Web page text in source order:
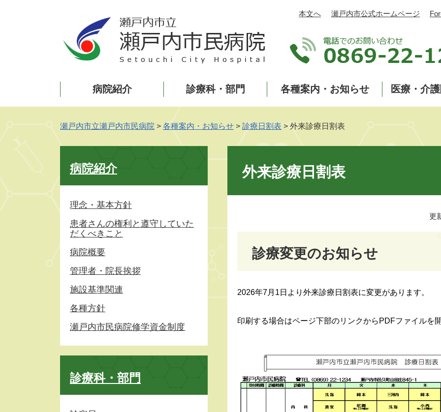
本文へ 瀬戸内市公式ホームページ
病院紹介 診療科・部門 各種案内・お知らせ 医療・介
瀬戸内市立瀬戸内市民病院 > 各種案内・お知らせ > 診療日割表 > 外来診療日割表
外来診療日割表
更
診療変更のお知らせ
2026年7月1日より外来診療日割表に変更があります。
印刷する場合はページ下部のリンクからPDFファイルを
病院紹介
理念・基本方針
患者さんの権利と遵守していた
だくべきこと
病院概要
管理者・院長挨拶
施設基準関連
各種方針
瀬戸内市民病院修学資金制度
診療科・部門